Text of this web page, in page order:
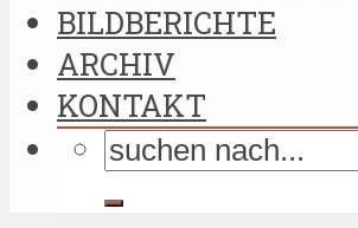
BILDBERICHTE
ARCHIV
KONTAKT